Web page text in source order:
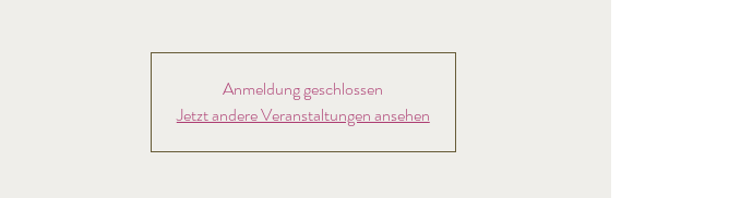
Anmeldung geschlossen
Jetzt andere Veranstaltungen ansehen